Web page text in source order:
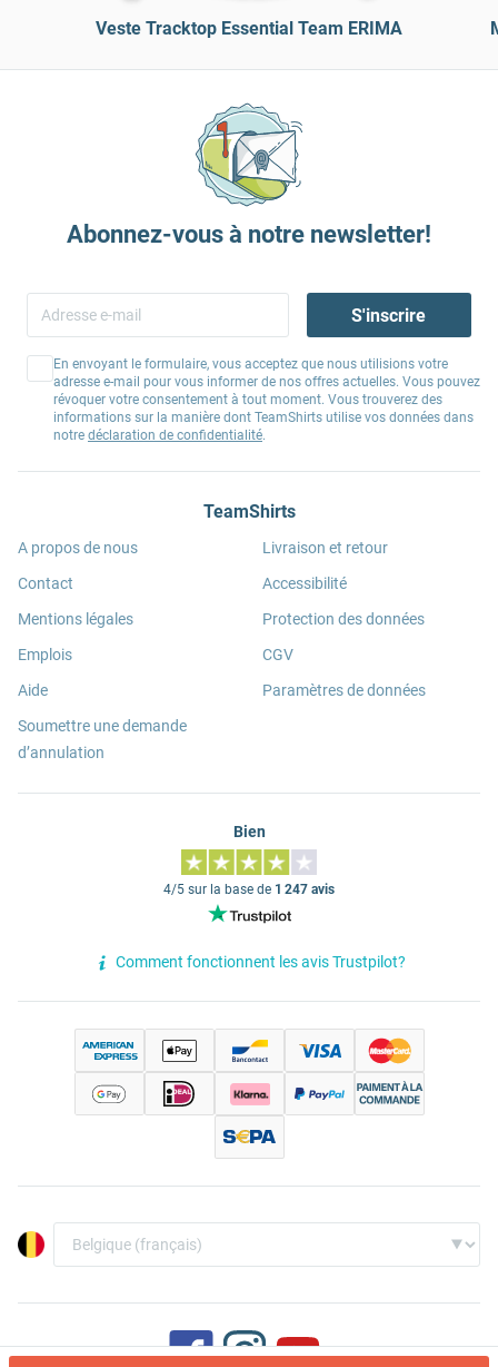
Veste Tracktop Essential Team ERIMA
Abonnez-vous à notre newsletter!
S'inscrire
En envoyant le formulaire, vous acceptez que nous utilisions votre
adresse e-mail pour vous informer de nos offres actuelles. Vous pouvez
révoquer votre consentement à tout moment. Vous trouverez des
informations sur la manière dont TeamShirts utilise vos données dans
notre déclaration de confidentialité.
TeamShirts
A propos de nous
Contact
Mentions légales
Emplois
Aide
Soumettre une demande
d’annulation
Livraison et retour
Accessibilité
Protection des données
CGV
Paramètres de données
Bien
4/5 sur la base de 1 247 avis
Comment fonctionnent les avis Trustpilot?